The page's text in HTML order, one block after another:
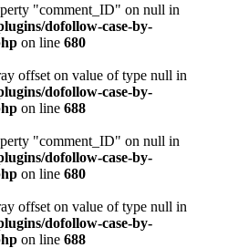
"comment_ID" on null in
dofollow-case-by-
on line 680
offset on value of type null in
dofollow-case-by-
on line 688
"comment_ID" on null in
dofollow-case-by-
on line 680
offset on value of type null in
dofollow-case-by-
on line 688